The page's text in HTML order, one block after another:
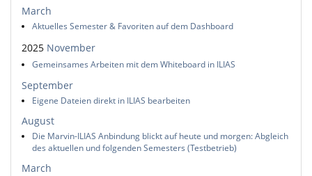
March
Aktuelles Semester & Favoriten auf dem Dashboard
2025 November
Gemeinsames Arbeiten mit dem Whiteboard in ILIAS
September
Eigene Dateien direkt in ILIAS bearbeiten
August
Die Marvin-ILIAS Anbindung blickt auf heute und morgen: Abgleich
des aktuellen und folgenden Semesters (Testbetrieb)
March